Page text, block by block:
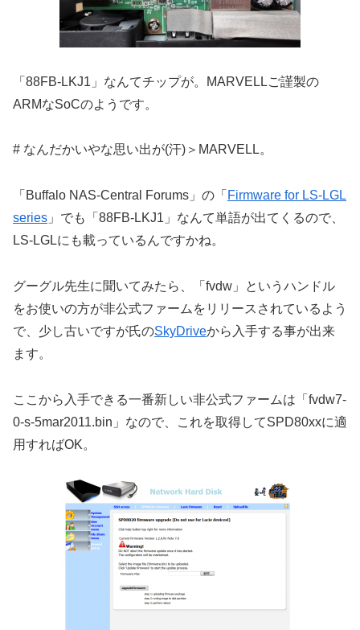
「88FB-LKJ1」なんてチップが。MARVELLご謹製の
ARMなSoCのようです。
# なんだかいやな思い出が(汗)＞MARVELL。
「Buffalo NAS-Central Forums」の「 Firmware for LS-LGL
series 」でも「88FB-LKJ1」なんて単語が出てくるので、
LS-LGLにも載っているんですかね。
グーグル先生に聞いてみたら、「fvdw」というハンドル
をお使いの方が非公式ファームをリリースされているよう
で、少し古いですが氏のSkyDriveから入手する事が出来
ます。
ここから入手できる一番新しい非公式ファームは「fvdw7-
0-s-5mar2011.bin」なので、これを取得してSPD80xxに適
用すればOK。